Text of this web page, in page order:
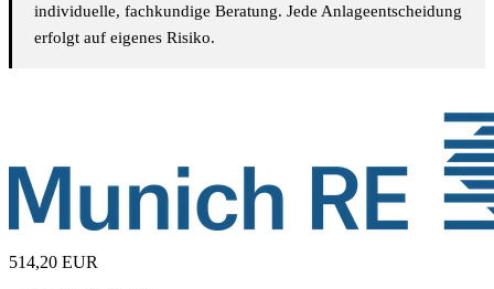
individuelle, fachkundige Beratung. Jede Anlageentscheidung
erfolgt auf eigenes Risiko.
514,20 EUR